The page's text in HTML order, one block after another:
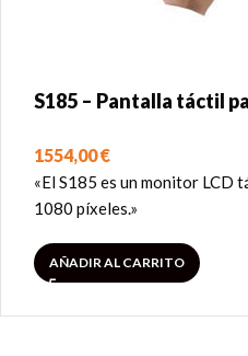
S185 – Pantalla táctil
1554,00€
«El S185 es un monitor LCD
1080 píxeles.»
AÑADIR AL CARRITO